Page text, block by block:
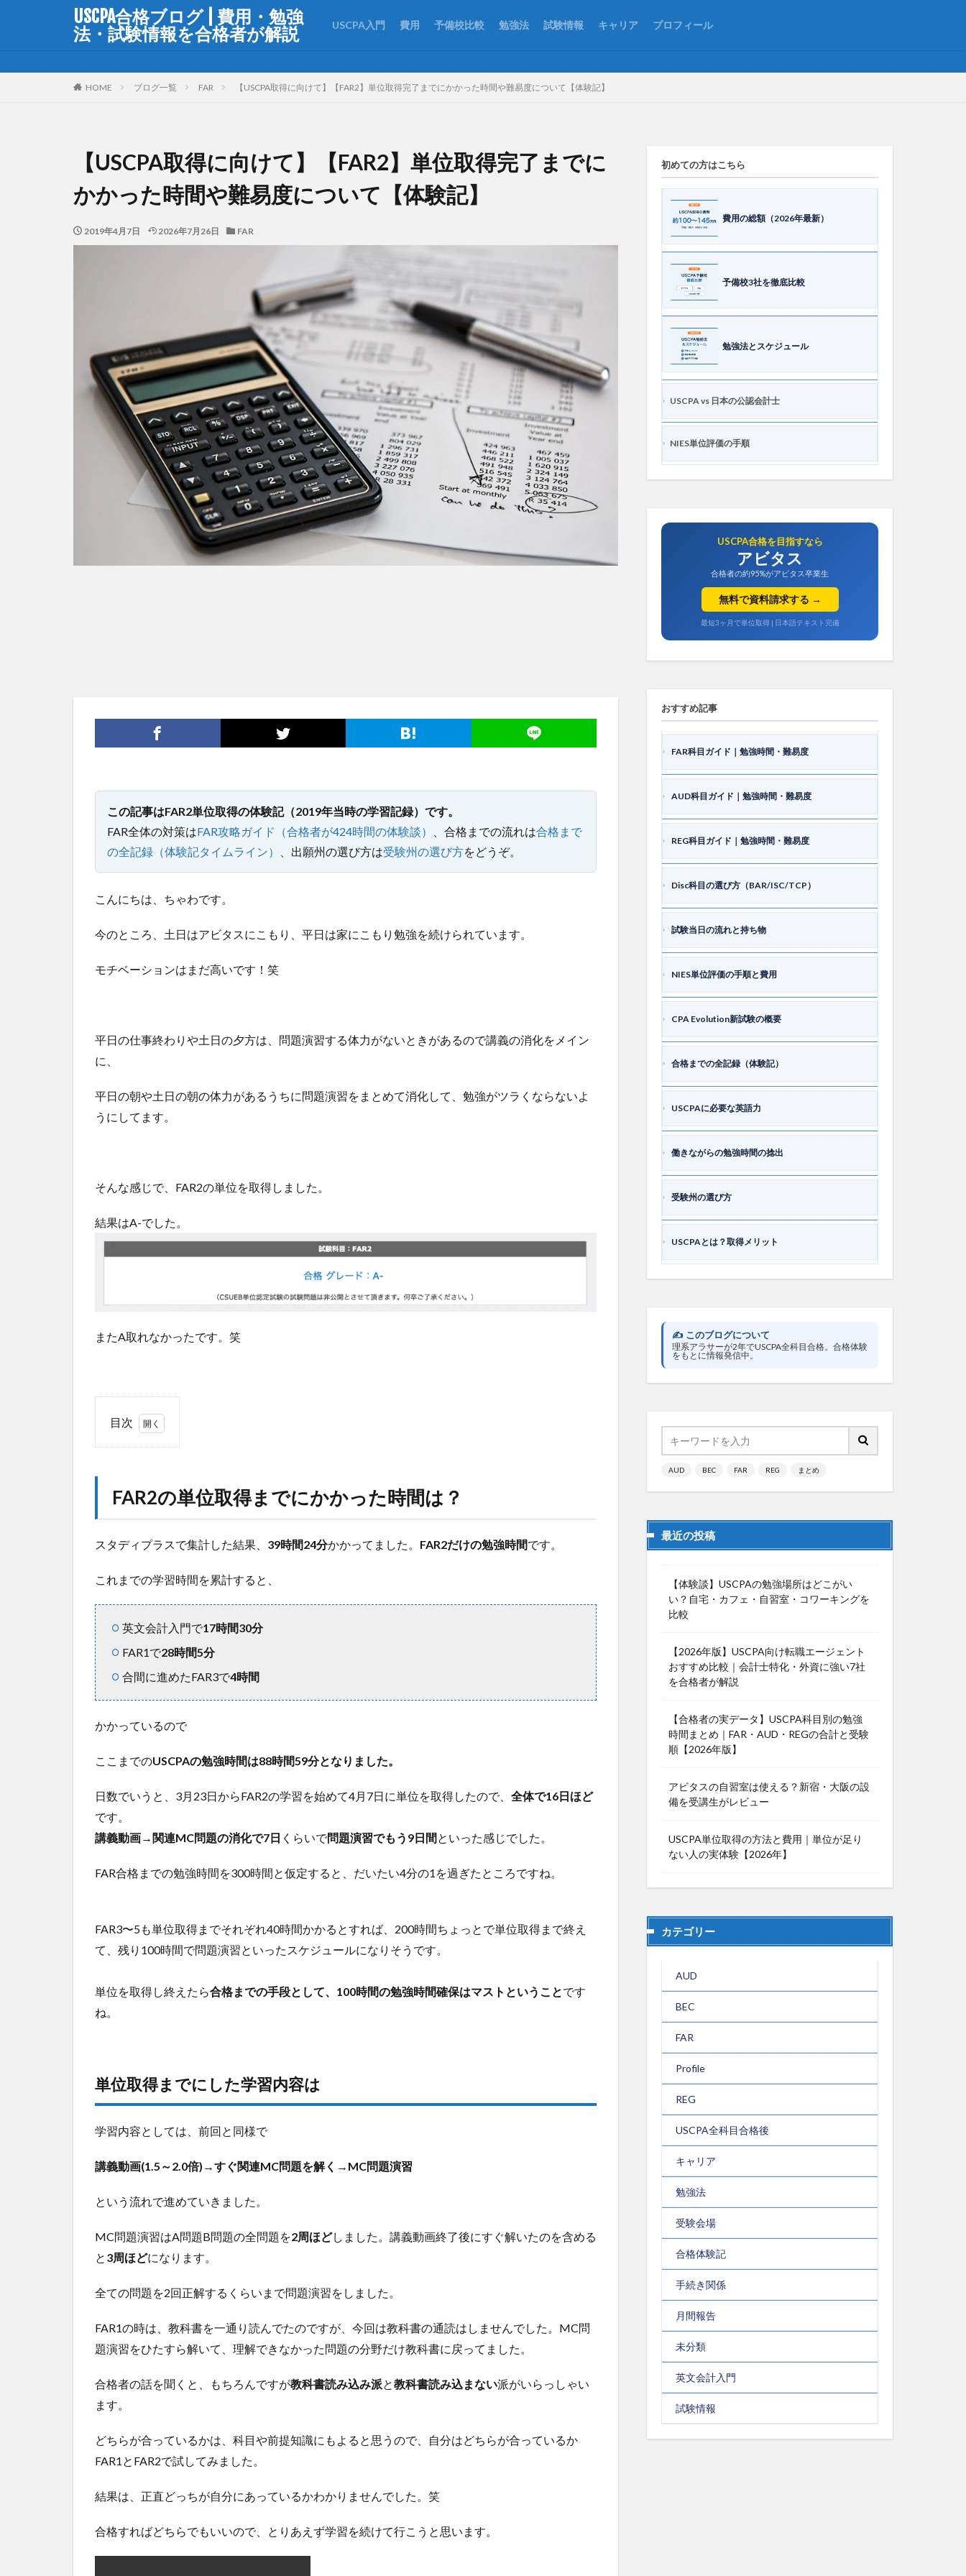
USCPA合格ブログ | 費用・勉強
法・試験情報を合格者が解説
USCPA入門 費用 予備校比較 勉強法 試験情報 キャリア プロフィール
HOME ブログ一覧 FAR 【USCPA取得に向けて】【FAR2】単位取得完了までにかかった時間や難易度について【体験記】
【USCPA取得に向けて】【FAR2】単位取得完了までに
かかった時間や難易度について【体験記】
2019年4月7日 2026年7月26日 FAR
この記事はFAR2単位取得の体験記（2019年当時の学習記録）です。
FAR全体の対策はFAR攻略ガイド（合格者が424時間の体験談） 、合格までの流れは合格まで
の全記録（体験記タイムライン）
、出願州の選び方は受験州の選び方をどうぞ。
こんにちは、ちゃわです。
今のところ、土日はアビタスにこもり、平日は家にこもり勉強を続けられています。
モチベーションはまだ高いです！笑
平日の仕事終わりや土日の夕方は、問題演習する体力がないときがあるので講義の消化をメイン
に、
平日の朝や土日の朝の体力があるうちに問題演習をまとめて消化して、勉強がツラくならないよ
うにしてます。
そんな感じで、FAR2の単位を取得しました。
結果はA-でした。
またA取れなかったです。笑
目次
位取
得ま
でに
った
は？
1.1
単位
取得
まで
た学
習内
FAR2
の講
難易
度は
どれ
くら
位取
得試
度は
くら
感
想
や
今
後
つ
て
あ
わ
て
読
た
い
連
記
事
FAR2の単位取得までにかかった時間は？
スタディプラスで集計した結果、 39時間24分かかってました。 FAR2だけの勉強時間です。
これまでの学習時間を累計すると、
英文会計入門で17時間30分
FAR1で28時間5分
合間に進めたFAR3で4時間
かかっているので
ここまでのUSCPAの勉強時間は88時間59分となりました。
日数でいうと、3月23日からFAR2の学習を始めて4月7日に単位を取得したので、 全体で16日ほど
です。
講義動画→関連MC問題の消化で7日 くらいで問題演習でもう9日間といった感じでした。
FAR合格までの勉強時間を300時間と仮定すると、だいたい4分の1を過ぎたところですね。
FAR3〜5も単位取得までそれぞれ40時間かかるとすれば、200時間ちょっとで単位取得まで終え
て、残り100時間で問題演習といったスケジュールになりそうです。
単位を取得し終えたら合格までの手段として、100時間の勉強時間確保はマストということです
ね。
単位取得までにした学習内容は
学習内容としては、前回と同様で
講義動画(1.5～2.0倍)→すぐ関連MC問題を解く→MC問題演習
という流れで進めていきました。
MC問題演習はA問題B問題の全問題を2周ほどしました。講義動画終了後にすぐ解いたのを含める
と 3周ほどになります。
全ての問題を2回正解するくらいまで問題演習をしました。
FAR1の時は、教科書を一通り読んでたのですが、今回は教科書の通読はしませんでした。MC問
題演習をひたすら解いて、理解できなかった問題の分野だけ教科書に戻ってました。
合格者の話を聞くと、もちろんですが教科書読み込み派と教科書読み込まない派がいらっしゃい
ます。
どちらが合っているかは、科目や前提知識にもよると思うので、自分はどちらが合っているか
FAR1とFAR2で試してみました。
結果は、正直どっちが自分にあっているかわかりませんでした。笑
合格すればどちらでもいいので、とりあえず学習を続けて行こうと思います。
費用の総額（2026年最新）
予備校3社を徹底比較
勉強法とスケジュール
USCPA vs 日本の公認会計士
NIES単位評価の手順
USCPA合格を目指すなら
アビタス
合格者の約95%がアビタス卒業生
無料で資料請求する →
最短3ヶ月で単位取得 | 日本語テキスト完備
FAR科目ガイド｜勉強時間・難易度
AUD科目ガイド｜勉強時間・難易度
REG科目ガイド｜勉強時間・難易度
Disc科目の選び方（BAR/ISC/TCP）
試験当日の流れと持ち物
NIES単位評価の手順と費用
CPA Evolution新試験の概要
合格までの全記録（体験記）
USCPAに必要な英語力
働きながらの勉強時間の捻出
受験州の選び方
USCPAとは？取得メリット
✍️ このブログについて
理系アラサーが2年でUSCPA全科目合格。合格体験
をもとに情報発信中。
AUD BEC FAR REG まとめ
最近の投稿
【体験談】USCPAの勉強場所はどこがい
い？自宅・カフェ・自習室・コワーキングを
比較
【2026年版】USCPA向け転職エージェント
おすすめ比較｜会計士特化・外資に強い7社
を合格者が解説
【合格者の実データ】USCPA科目別の勉強
時間まとめ｜FAR・AUD・REGの合計と受験
順【2026年版】
アビタスの自習室は使える？新宿・大阪の設
備を受講生がレビュー
USCPA単位取得の方法と費用｜単位が足り
ない人の実体験【2026年】
カテゴリー
AUD
BEC
FAR
Profile
REG
USCPA全科目合格後
キャリア
勉強法
受験会場
合格体験記
手続き関係
月間報告
未分類
英文会計入門
試験情報